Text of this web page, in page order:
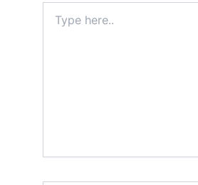
here..